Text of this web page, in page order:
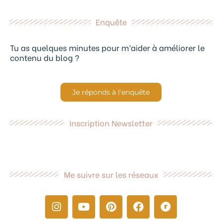
Enquête
Tu as quelques minutes pour m’aider à améliorer le
contenu du blog ?
Je réponds à l'enquête
Inscription Newsletter
Me suivre sur les réseaux
I
n
Y
o
P
i
F
a
R
a